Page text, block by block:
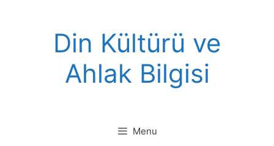
Din Kültürü ve
Ahlak Bilgisi
Menu